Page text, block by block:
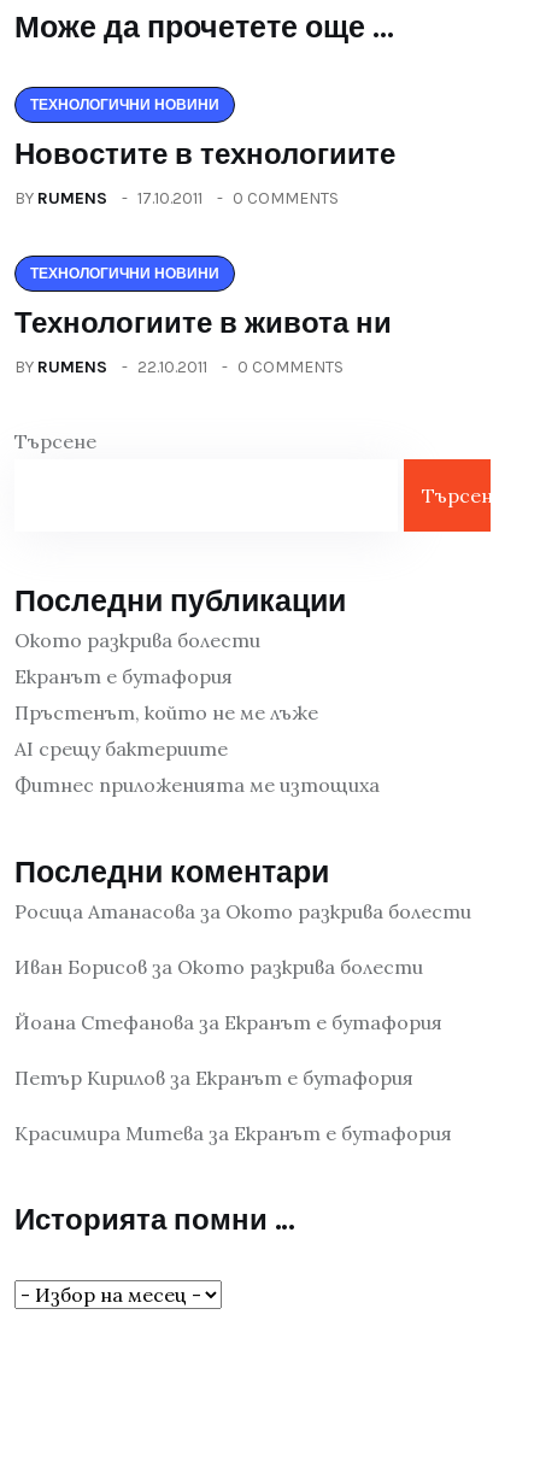
Може да прочетете още ...
ТЕХНОЛОГИЧНИ НОВИНИ
Новостите в технологиите
BY RUMENS 17.10.2011 0 COMMENTS
ТЕХНОЛОГИЧНИ НОВИНИ
Технологиите в живота ни
BY RUMENS 22.10.2011 0 COMMENTS
Търсене
Търсене
Последни публикации
Окото разкрива болести
Екранът е бутафория
Пръстенът, който не ме лъже
AI срещу бактериите
Фитнес приложенията ме изтощиха
Последни коментари
Росица Атанасова за Окото разкрива болести
Иван Борисов за Окото разкрива болести
Йоана Стефанова за Екранът е бутафория
Петър Кирилов за Екранът е бутафория
Красимира Митева за Екранът е бутафория
Историята помни …
Историята